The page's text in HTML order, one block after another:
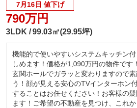
税金の控除、給付金のお話なども
□ご来店いただいた際には
ドリンクサービス
カフェ感覚で、お気軽にお越しく
キッズコーナー・お菓子サービス
小さなお子様連れでもご安心し
ブロックや積木、おままごとセッ
ちゃ取り揃えております。お子
が大好きな駄菓子もご用意してお
7月16日 値下げ
790万円
3LDK 99.03㎡(29.95坪)
機能的で使いやすいシステムキッチン
しめます！価格が1,090万円の物件です
玄関ホールでガラッと変わりますので
う！顔が見える安心のTVインターホン
することはお任せください！お客様の
ます！ご希望の不動産を見つけ、これ